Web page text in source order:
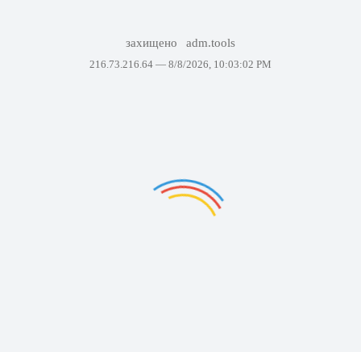
захищено adm.tools
216.73.216.64 — 8/8/2026, 10:03:02 PM